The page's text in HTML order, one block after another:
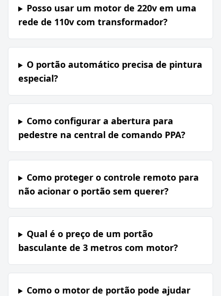
Posso usar um motor de 220v em uma
rede de 110v com transformador?
O portão automático precisa de pintura
especial?
Como configurar a abertura para
pedestre na central de comando PPA?
Como proteger o controle remoto para
não acionar o portão sem querer?
Qual é o preço de um portão
basculante de 3 metros com motor?
Como o motor de portão pode ajudar